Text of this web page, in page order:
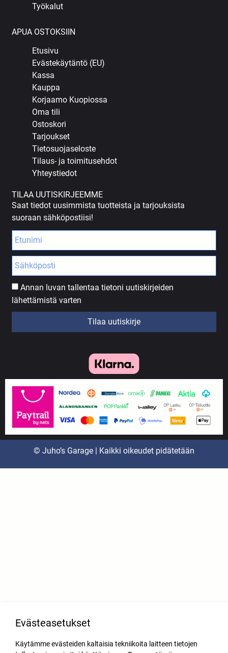
Työkalut
APUA OSTOKSIIN
Etusivu
Evästekäytäntö (EU)
Kassa
Kauppa
Korjaamo Kuopiossa
Oma tili
Ostoskori
Tarjoukset
Tietosuojaseloste
Tilaus- ja toimitusehdot
Yhteystiedot
TILAA UUTISKIRJEEMME
Saat tiedot uusimmista tuotteista ja tarjouksista
suoraan sähköpostiisi!
Annan luvan tallentaa tietoni uutiskirjeiden
lähettämistä varten
Tilaa uutiskirje
© Juho’s Garage | Kaikki oikeudet pidätetään
Evästeasetukset
Käytämme evästeiden kaltaisia tekniikoita laitteen tietojen